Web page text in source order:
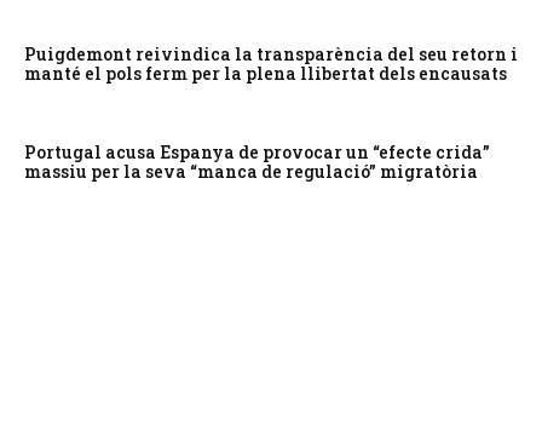
Puigdemont reivindica la transparència del seu retorn i
manté el pols ferm per la plena llibertat dels encausats
Portugal acusa Espanya de provocar un “efecte crida”
massiu per la seva “manca de regulació” migratòria